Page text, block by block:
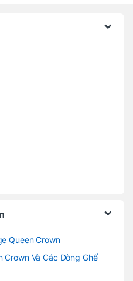
Queen Crown
Crown Và Các Dòng Ghế